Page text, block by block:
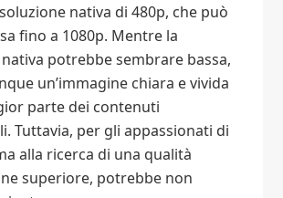
nativa di 480p, che può
fino a 1080p. Mentre la
potrebbe sembrare bassa,
un’immagine chiara e vivida
parte dei contenuti
Tuttavia, per gli appassionati di
alla ricerca di una qualità
superiore, potrebbe non